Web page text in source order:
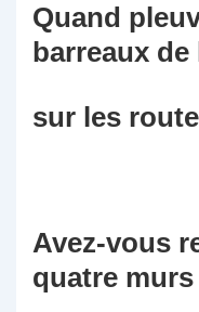
Quand
barreaux de
sur les
Avez-vous
quatre murs